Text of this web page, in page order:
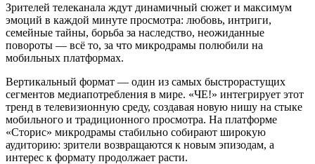
Зрителей телеканала ждут динамичный сюжет и максимум
эмоций в каждой минуте просмотра: любовь, интриги,
семейные тайны, борьба за наследство, неожиданные
повороты — всё то, за что микродрамы полюбили на
мобильных платформах.
Вертикальный формат — один из самых быстрорастущих
сегментов медиапотребления в мире. «ЧЕ!» интегрирует этот
тренд в телевизионную среду, создавая новую нишу на стыке
мобильного и традиционного просмотра. На платформе
«Сторис» микродрамы стабильно собирают широкую
аудиторию: зрители возвращаются к новым эпизодам, а
интерес к формату продолжает расти.